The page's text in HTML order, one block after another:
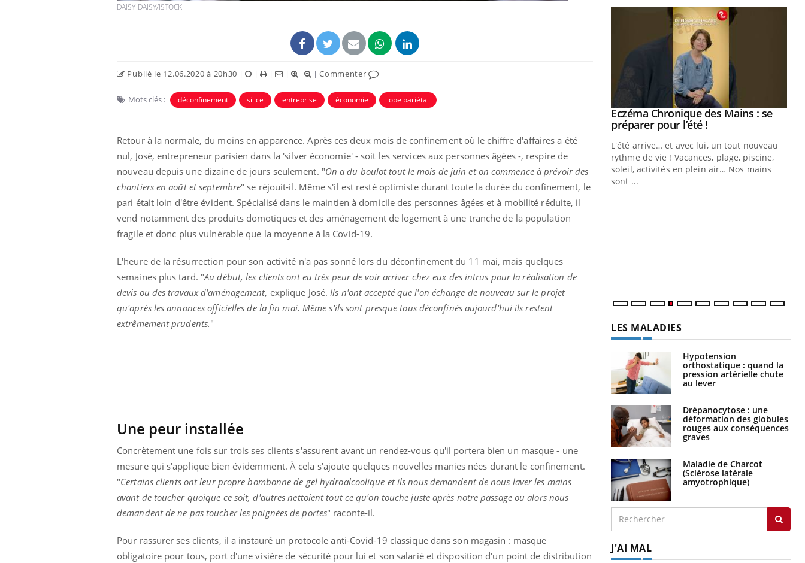
DAISY-DAISY/ISTOCK
Publié le 12.06.2020 à 20h30 | | | | |Commenter
Mots clés : déconfinement silice entreprise économie lobe pariétal
Retour à la normale, du moins en apparence. Après ces deux mois de confinement où le chiffre d'affaires a été
nul, José, entrepreneur parisien dans la 'silver économie' - soit les services aux personnes âgées -, respire de
nouveau depuis une dizaine de jours seulement. "On a du boulot tout le mois de juin et on commence à prévoir des
chantiers en août et septembre" se réjouit-il. Même s'il est resté optimiste durant toute la durée du confinement, le
pari était loin d'être évident. Spécialisé dans le maintien à domicile des personnes âgées et à mobilité réduite, il
vend notamment des produits domotiques et des aménagement de logement à une tranche de la population
fragile et donc plus vulnérable que la moyenne à la Covid-19.
L'heure de la résurrection pour son activité n'a pas sonné lors du déconfinement du 11 mai, mais quelques
semaines plus tard. "Au début, les clients ont eu très peur de voir arriver chez eux des intrus pour la réalisation de
devis ou des travaux d'aménagement, explique José.Ils n'ont accepté que l'on échange de nouveau sur le projet
qu'après les annonces officielles de la fin mai. Même s'ils sont presque tous déconfinés aujourd'hui ils restent
extrêmement prudents."
Une peur installée
Concrètement une fois sur trois ses clients s'assurent avant un rendez-vous qu'il portera bien un masque - une
mesure qui s'applique bien évidemment. À cela s'ajoute quelques nouvelles manies nées durant le confinement.
"Certains clients ont leur propre bombonne de gel hydroalcoolique et ils nous demandent de nous laver les mains
avant de toucher quoique ce soit, d'autres nettoient tout ce qu'on touche juste après notre passage ou alors nous
demandent de ne pas toucher les poignées de portes" raconte-il.
Pour rassurer ses clients, il a instauré un protocole anti-Covid-19 classique dans son magasin : masque
obligatoire pour tous, port d'une visière de sécurité pour lui et son salarié et disposition d'un point de distribution
Fatigue, irritabilité, brouillard mental ou
même alopécie… Les symptômes de la
carence en fer sont multiples ce qui la rend
En 2026, l'insuline dans le diabète de type 2
reste entourée d'idées reçues chez les
patients comme parfois chez les soignants.
Youtube
Eczéma Chronique des Mains : se
préparer pour l’été !Youtube
L'été arrive… et avec lui, un tout nouveau
rythme de vie ! Vacances, plage, piscine,
soleil, activités en plein air… Nos mains
sont ...
Youtube
Diabète & Ramadan 2026Youtube
Le Ramadan approche, et, pour de
nombreuses personnes atteintes de
diabète, c'est une période de questions, de
défis, mais ...
LES MALADIES
Hypotension
orthostatique : quand la
pression artérielle chute
au lever
Drépanocytose : une
déformation des globules
rouges aux conséquences
graves
Maladie de Charcot
(Sclérose latérale
amyotrophique)
J'AI MAL